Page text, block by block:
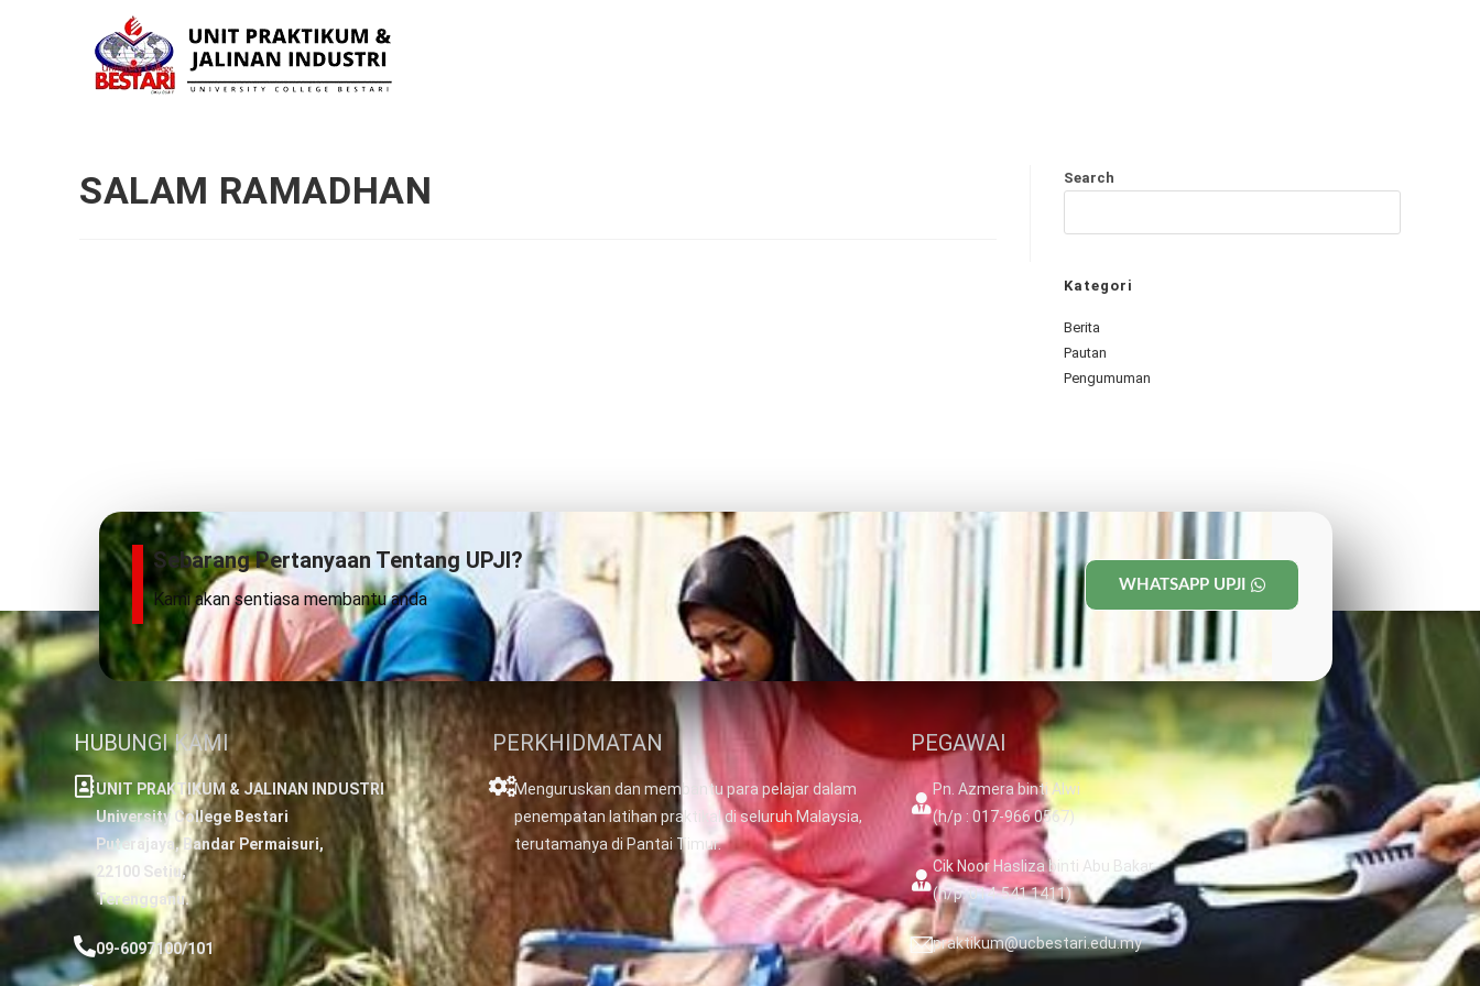
SALAM RAMADHAN Search
Kategori
Berita
Pautan
Pengumuman
Sebarang Pertanyaan Tentang UPJI?
Kami akan sentiasa membantu anda
WHATSAPP UPJI
HUBUNGI KAMI
UNIT PRAKTIKUM & JALINAN INDUSTRI
University College Bestari
Puterajaya, Bandar Permaisuri,
22100 Setiu,
Terengganu.
09-6097100/101
PERKHIDMATAN
Menguruskan dan membantu para pelajar dalam
penempatan latihan praktikal di seluruh Malaysia,
terutamanya di Pantai Timur.
PEGAWAI
Pn. Azmera binti Alwi
(h/p : 017-966 0567)
Cik Noor Hasliza binti Abu Bakar
(h/p: 014-541 1411)
praktikum@ucbestari.edu.my